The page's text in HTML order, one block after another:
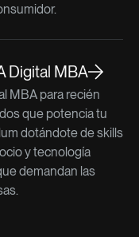
Digital MBA
MBA para recién
que potencia tu
dotándote de skills
y tecnología
demandan las